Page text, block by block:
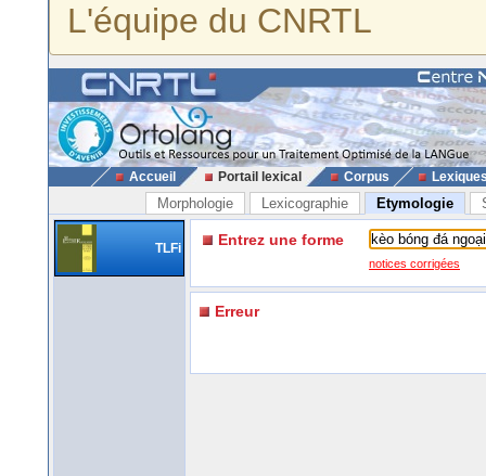
L'équipe du CNRTL
Accueil Portail lexical Corpus
Morphologie Lexicographie Etymologie
TLFi Entrez une forme
notices corrigées
Erreur